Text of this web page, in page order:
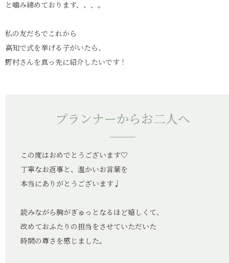
と噛み締めております、、、。
私の友だちでこれから
高知で式を挙げる子がいたら、
野村さんを真っ先に紹介したいです！
プランナーからお二人へ
この度はおめでとうございます♡
丁寧なお返事と、温かいお言葉を
本当にありがとうございます♩
読みながら胸がぎゅっとなるほど嬉しくて、
改めておふたりの担当をさせていただいた
時間の尊さを感じました。